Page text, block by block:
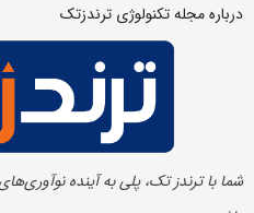
درباره مجله تکنولوژی ترندزتک
شما با ترندز تک، پلی به آینده‌